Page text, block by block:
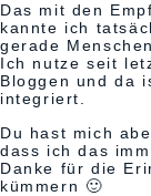
Das mit den
kannte ich
gerade
Ich nutze seit
Bloggen und da
integriert.
Du hast mich
dass ich das
Danke für die
kümmern 🙂